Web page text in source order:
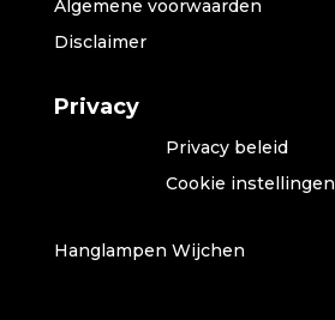
Algemene voorwaarden
Disclaimer
Privacy
Privacy beleid
Cookie instellingen
Hanglampen Wijchen